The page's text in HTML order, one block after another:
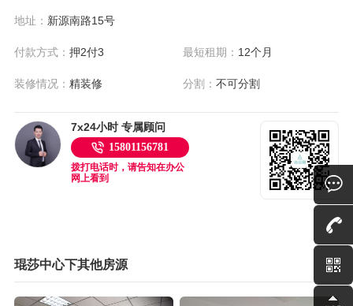
地址： 新源南路15号
付款方式： 押2付3 最短租期： 12个月
装修情况： 精装修 分割：不可分割
7x24小时 专属顾问
15801156781
拨打电话时，请告知在办公
网上看到
琨莎中心下其他房源